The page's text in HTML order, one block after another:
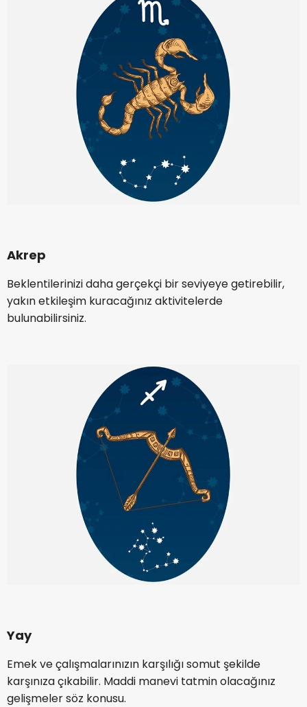
Akrep
Beklentilerinizi daha gerçekçi bir seviyeye getirebilir,
yakın etkileşim kuracağınız aktivitelerde
bulunabilirsiniz.
Yay
Emek ve çalışmalarınızın karşılığı somut şekilde
karşınıza çıkabilir. Maddi manevi tatmin olacağınız
gelişmeler söz konusu.